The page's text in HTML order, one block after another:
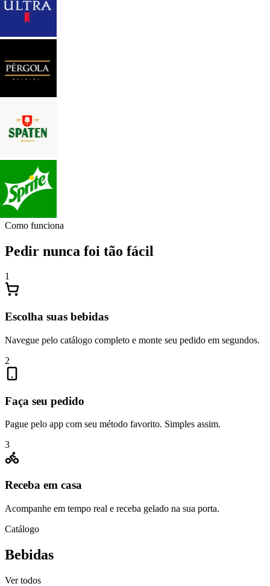
Como funciona
Pedir nunca foi tão fácil
1
Escolha suas bebidas
Navegue pelo catálogo completo e monte seu pedido em segundos.
2
Faça seu pedido
Pague pelo app com seu método favorito. Simples assim.
3
Receba em casa
Acompanhe em tempo real e receba gelado na sua porta.
Catálogo
Bebidas
Ver todos